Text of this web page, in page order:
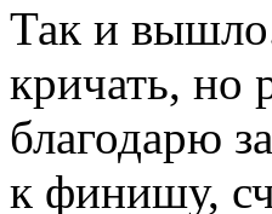
Так и
кричать, но
благодарю
к финишу,